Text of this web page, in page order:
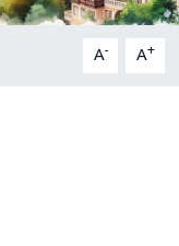
A- A+